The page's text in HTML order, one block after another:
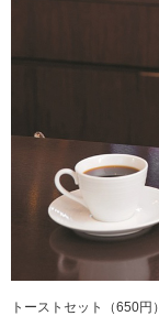
トーストセット（650円）